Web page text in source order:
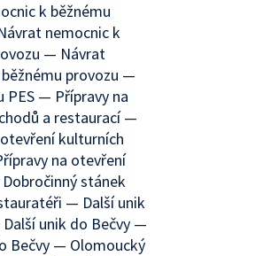
k běžnému
nemocnic k
— Návrat
provozu —
PES — Přípravy na
a restaurací —
kulturních
na otevření
stánek
— Další unik
unik do Bečvy —
Bečvy — Olomoucký